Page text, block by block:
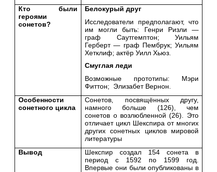
Кто были
героями
сонетов?
Белокурый друг
Исследователи предполагают, что
им могли быть: Генри Ризли —
граф Саутгемптон; Уильям
Герберт — граф Пембрук; Уильям
Хетклиф; актёр Уилл Хьюз.
Смуглая леди
Возможные прототипы: Мэри
Фиттон; Элизабет Вернон.
Особенности
сонетного цикла
Сонетов, посвящённых другу,
намного больше (126), чем
сонетов о возлюбленной (26). Это
отличает цикл Шекспира от многих
других сонетных циклов мировой
литературы
Вывод
Шекспир создал 154 сонета в
период с 1592 по 1599 год.
Впервые они были опубликованы в